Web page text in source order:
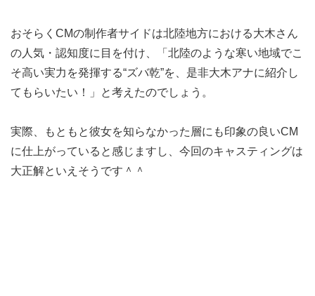
おそらくCMの制作者サイドは北陸地方における大木さん
の人気・認知度に目を付け、「北陸のような寒い地域でこ
そ高い実力を発揮する“ズバ乾”を、是非大木アナに紹介し
てもらいたい！」と考えたのでしょう。
実際、もともと彼女を知らなかった層にも印象の良いCM
に仕上がっていると感じますし、今回のキャスティングは
大正解といえそうです＾＾